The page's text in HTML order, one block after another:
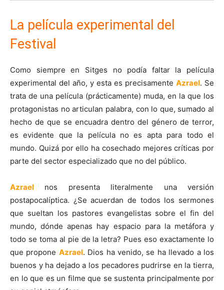
La película experimental del
Festival
Como siempre en Sitges no podía faltar la película
experimental del año, y esta es precisamente Azrael. Se
trata de una película (prácticamente) muda, en la que los
protagonistas no articulan palabra, con lo que, sumado al
hecho de que se encuadra dentro del género de terror,
es evidente que la película no es apta para todo el
mundo. Quizá por ello ha cosechado mejores críticas por
parte del sector especializado que no del público.
Azrael nos presenta literalmente una versión
postapocalíptica. ¿Se acuerdan de todos los sermones
que sueltan los pastores evangelistas sobre el fin del
mundo, dónde apenas hay espacio para la metáfora y
todo se toma al pie de la letra? Pues eso exactamente lo
que propone Azrael. Dios ha venido, se ha llevado a los
buenos y ha dejado a los pecadores pudrirse en la tierra,
en lo que es un filme que se sustenta principalmente por